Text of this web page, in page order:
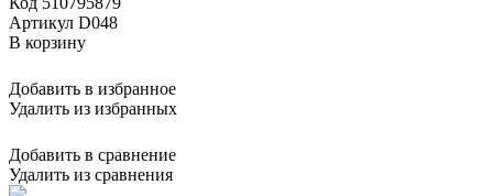
Артикул D048
В корзину
Добавить в избранное
Удалить из избранных
Добавить в сравнение
Удалить из сравнения